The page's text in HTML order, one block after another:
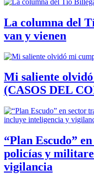
La columna del
van y vienen
Mi saliente
(CASOS DEL
“Plan Escudo”
policías y
vigilancia